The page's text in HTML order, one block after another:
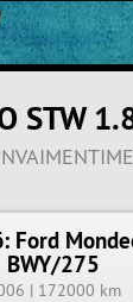
STW
Ford
BWY/275
| 172000 km